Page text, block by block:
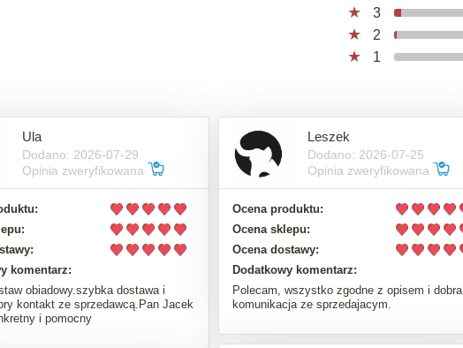
3
2
1
Ula
Dodano: 2026-07-29
Opinia zweryfikowana
komentarz:
obiadowy.szybka dostawa i
kontakt ze sprzedawcą.Pan Jacek
i pomocny
Leszek
Dodano: 2026-07-25
Opinia zweryfikowana
Ocena produktu:
Ocena sklepu:
Ocena dostawy:
Dodatkowy komentarz:
Polecam, wszystko zgodne z opisem i dobra
komunikacja ze sprzedajacym.